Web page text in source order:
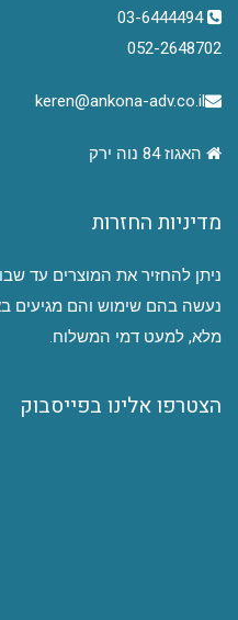
03-6444494
052-2648702
keren@ankona-adv.co.il
האגוז 84 נוה ירק
מדיניות החזרות
ניתן להחזיר את המוצרים עד
נעשה בהם שימוש והם מגיעים
מלא, למעט דמי המשלוח.
הצטרפו אלינו בפייסבוק